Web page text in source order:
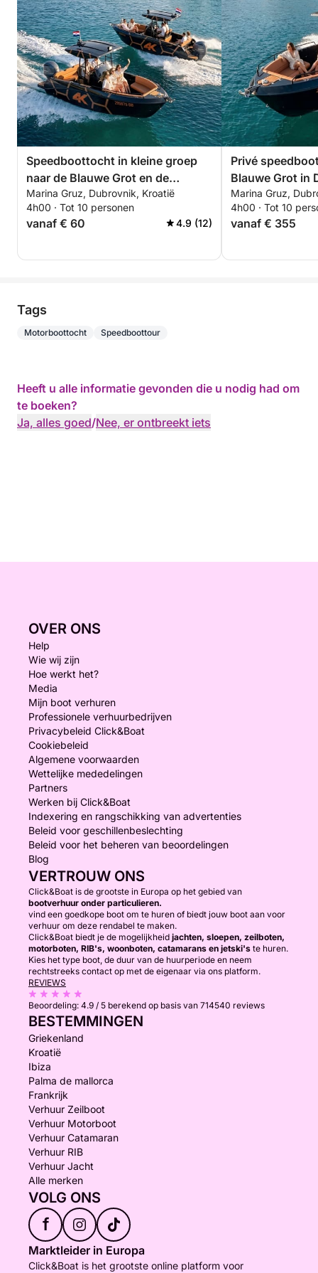
Speedboottocht in kleine groep
naar de Blauwe Grot en de
Elaphits-eilanden.
Marina Gruz, Dubrovnik, Kroatië
4h00 · Tot 10 personen
vanaf € 60 4.9 (12)
Privé
Blauwe Grot in
Marina Gruz,
4h00 · Tot 10
vanaf € 355
Tags
Motorboottocht Speedboottour
Heeft u alle informatie gevonden die u nodig had om
te boeken?
Ja, alles goed/Nee, er ontbreekt iets
OVER ONS
Help
Wie wij zijn
Hoe werkt het?
Media
Mijn boot verhuren
Professionele verhuurbedrijven
Privacybeleid Click&Boat
Cookiebeleid
Algemene voorwaarden
Wettelijke mededelingen
Partners
Werken bij Click&Boat
Indexering en rangschikking van advertenties
Beleid voor geschillenbeslechting
Beleid voor het beheren van beoordelingen
Blog
VERTROUW ONS
Click&Boat is de grootste in Europa op het gebied van
bootverhuur onder particulieren.
vind een goedkope boot om te huren of biedt jouw boot aan voor
verhuur om deze rendabel te maken.
Click&Boat biedt je de mogelijkheid jachten, sloepen, zeilboten,
motorboten, RIB's, woonboten, catamarans en jetski's te huren.
Kies het type boot, de duur van de huurperiode en neem
rechtstreeks contact op met de eigenaar via ons platform.
REVIEWS
Beoordeling: 4.9 / 5 berekend op basis van 714540 reviews
BESTEMMINGEN
Griekenland
Kroatië
Ibiza
Palma de mallorca
Frankrijk
Verhuur Zeilboot
Verhuur Motorboot
Verhuur Catamaran
Verhuur RIB
Verhuur Jacht
Alle merken
VOLG ONS
f
Marktleider in Europa
Click&Boat is het grootste online platform voor